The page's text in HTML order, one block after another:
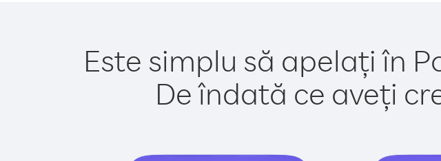
Este simplu să apelați în
De îndată ce aveți